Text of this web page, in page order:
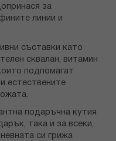
за
линии и
съставки като
сквалан, витамин
подпомагат
естествените
подаръчна кутия
така и за всеки,
си грижа